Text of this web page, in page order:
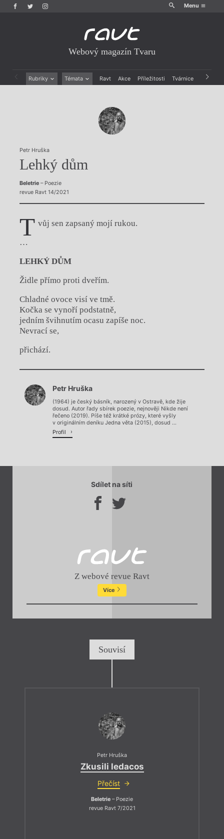
Menu
Webový magazín Tvaru
Rubriky Témata Ravt Akce Příležitosti Tvárnice Archiv
Petr Hruška
Lehký dům
Beletrie– Poezie
revue Ravt 14/2021
T vůj sen zapsaný mojí rukou.
…
LEHKÝ DŮM
Židle přímo proti dveřím.
Chladné ovoce visí ve tmě.
Kočka se vynoří podstatně,
jedním švihnutím ocasu zapíše noc.
Nevrací se,
přichází.
Chviličku.
Petr Hruška
(1964) je český básník, narozený v Ostravě, kde žije
dosud. Autor řady sbírek poezie, nejnověji Nikde není
řečeno (2019). Píše též krátké prózy, které vyšly
v originálním deníku Jedna věta (2015), dosud ...
Profil
Sdílet na síti
Z webové revue Ravt
Více
Souvisí
Petr Hruška
Zkusili ledacos
Přečíst
Beletrie – Poezie
revue Ravt 7/2021